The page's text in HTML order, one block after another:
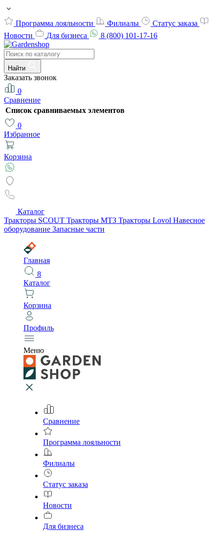
Программа лояльности Филиалы
Статус заказа
Новости
Для бизнеса 8 (800) 101-17-16
Найти
Заказать звонок
0
Сравнение
Список сравниваемых элементов
0
Избранное
Корзина
Каталог
Тракторы SCOUT Тракторы МТЗ Тракторы Lovol Навесное
оборудование Запасные части
Главная
8
Каталог
Корзина
Профиль
Меню
Сравнение
Программа лояльности
Филиалы
Статус заказа
Новости
Для бизнеса